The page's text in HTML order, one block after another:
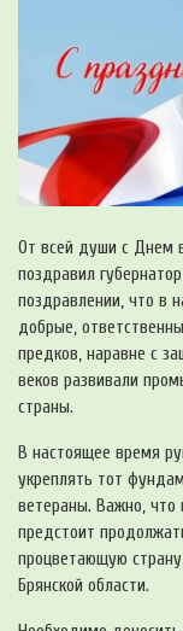
От всей души с Днем
поздравил
поздравлении, что в
добрые,
предков, наравне с
веков развивали
страны.
В настоящее время
укреплять тот
ветераны. Важно, что
предстоит
процветающую
Брянской области.